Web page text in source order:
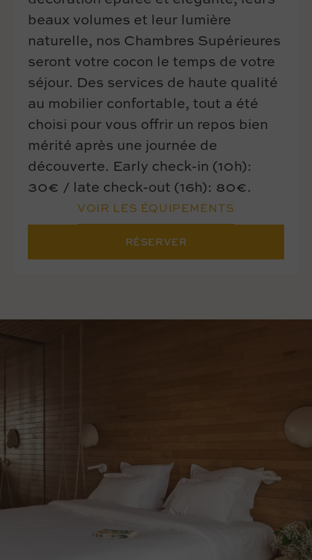
beaux volumes et leur lumière
naturelle, nos Chambres Supérieures
seront votre cocon le temps de votre
séjour. Des services de haute qualité
au mobilier confortable, tout a été
choisi pour vous offrir un repos bien
mérité après une journée de
découverte. Early check-in (10h):
30€ / late check-out (16h): 80€.
VOIR LES ÉQUIPEMENTS
RÉSERVER